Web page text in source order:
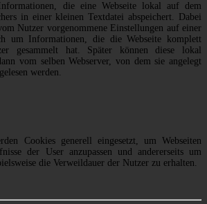
die eine Webseite lokal auf dem
in einer kleinen Textdatei abspeichert. Dabei
Nutzer vorgenommene Einstellungen auf einer
um Informationen, die die Webseite komplett
gesammelt hat. Später können diese lokal
vom selben Webserver, von dem sie angelegt
werden.
Cookies generell eingesetzt, um Webseiten
der User anzupassen und andererseits um
die Verweildauer der Nutzer zu erhalten.